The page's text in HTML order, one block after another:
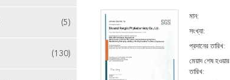
(5)
(130)
মান:
সংখ্যা:
প্রদানের তারিখ:
মেয়াদ শেষ হওয়ার
তারিখ: